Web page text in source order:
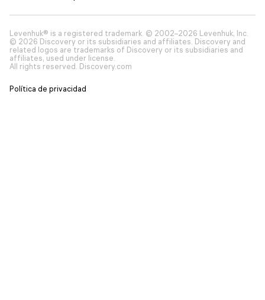
Levenhuk® is a registered trademark. © 2002–2026 Levenhuk, Inc.
© 2026 Discovery or its subsidiaries and affiliates. Discovery and
related logos are trademarks of Discovery or its subsidiaries and
affiliates, used under license.
All rights reserved. Discovery.com
Política de privacidad